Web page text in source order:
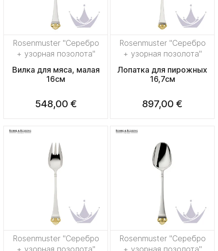
Rosenmuster "Серебро
+ узорная позолота"
Вилка для мяса, малая
16см
548,00 €
Rosenmuster "Серебро
+ узорная позолота"
Лопатка для пирожных
16,7см
897,00 €
Rosenmuster "Серебро
Rosenmuster "Серебро